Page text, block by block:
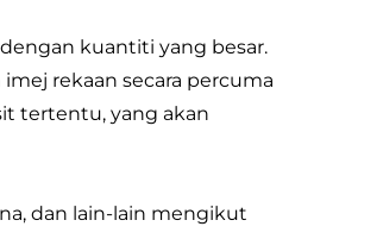
kuantiti yang besar.
rekaan secara percuma
tertentu, yang akan
dan lain-lain mengikut